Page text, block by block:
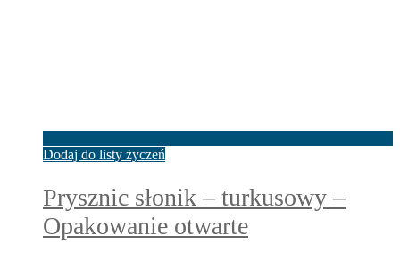
Dodaj do listy życzeń
Prysznic słonik – turkusowy –
Opakowanie otwarte